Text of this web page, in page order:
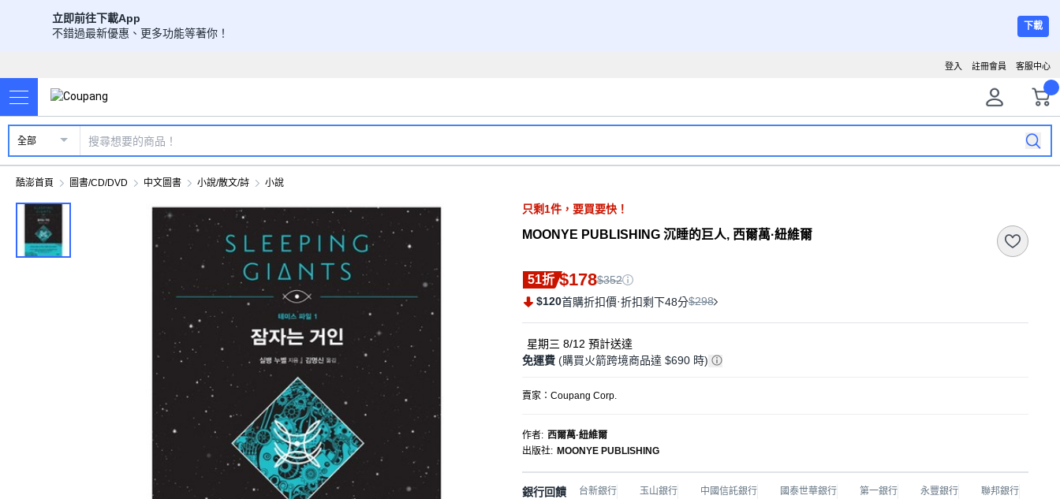
立即前往下載App
不錯過最新優惠、更多功能等著你！
下載
客服中心
註冊會員
登入
全部
酷澎首頁 圖書/CD/DVD 中文圖書 小說/散文/詩 小說
只剩1件， 要買要快！
MOONYE PUBLISHING 沉睡的巨人, 西爾萬·紐維爾
51折 $178$352
$120首購折扣價·折扣剩下48分$298
星期三 8/12 預計送達
免運費 (購買火箭跨境商品達 $690 時)
賣家： Coupang Corp.
作者: 西爾萬·紐維爾
出版社: MOONYE PUBLISHING
銀行回饋 台新銀行 玉山銀行 中國信託銀行 國泰世華銀行 第一銀行 永豐銀行 聯邦銀行